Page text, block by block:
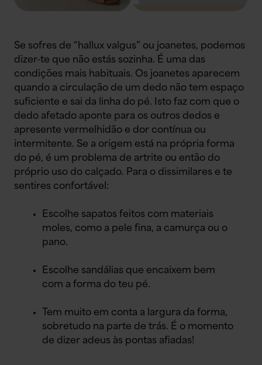
Se sofres de “hallux valgus” ou joanetes, podemos
dizer-te que não estás sozinha. É uma das
condições mais habituais. Os joanetes aparecem
quando a circulação de um dedo não tem espaço
suficiente e sai da linha do pé. Isto faz com que o
dedo afetado aponte para os outros dedos e
apresente vermelhidão e dor contínua ou
intermitente. Se a origem está na própria forma
do pé, é um problema de artrite ou então do
próprio uso do calçado. Para o dissimilares e te
sentires confortável:
Escolhe sapatos feitos com materiais
moles, como a pele fina, a camurça ou o
pano.
Escolhe sandálias que encaixem bem
com a forma do teu pé.
Tem muito em conta a largura da forma,
sobretudo na parte de trás. É o momento
de dizer adeus às pontas afiadas!